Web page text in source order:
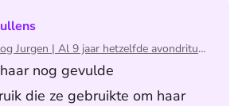
Blog Jurgen | Al 9 jaar hetzelfde avondritueel
nog gevulde
die ze gebruikte om haar
Blog Jurgen | Al 9 jaar hetzelfde